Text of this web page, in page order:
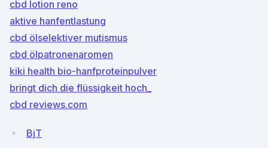
cbd lotion reno
aktive hanfentlastung
cbd ölselektiver mutismus
cbd ölpatronenaromen
kiki health bio-hanfproteinpulver
bringt dich die flüssigkeit hoch_
cbd reviews.com
BjT